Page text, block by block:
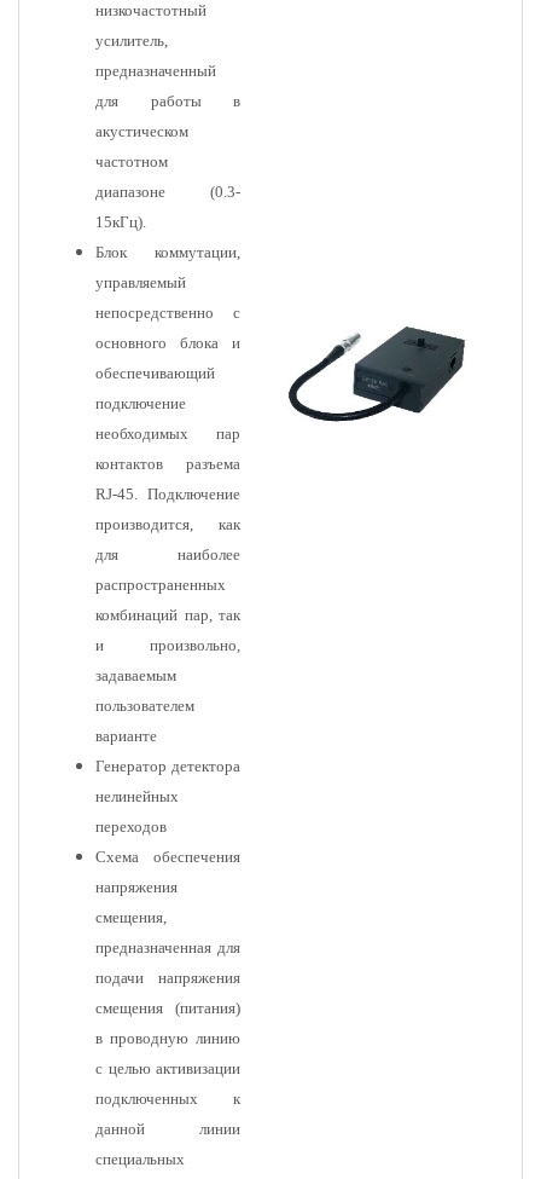
низкочастотный
усилитель,
предназначенный
для работы в
акустическом
частотном
диапазоне (0.3-
15кГц).
Блок коммутации,
управляемый
непосредственно с
основного блока и
обеспечивающий
подключение
необходимых пар
контактов разъема
RJ-45. Подключение
производится, как
для наиболее
распространенных
комбинаций пар, так
и произвольно,
задаваемым
пользователем
варианте
Генератор детектора
нелинейных
переходов
Схема обеспечения
напряжения
смещения,
предназначенная для
подачи напряжения
смещения (питания)
в проводную линию
с целью активизации
подключенных к
данной линии
специальных